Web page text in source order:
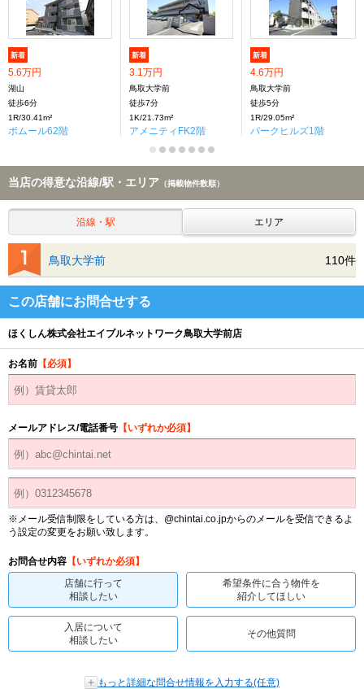
新着
5.6万円
湖山
徒歩6分
1R/30.41m²
ボムール62階
新着
3.1万円
鳥取大学前
徒歩7分
1K/21.73m²
アメニティFK2階
新着
4.6万円
鳥取大学前
徒歩5分
1R/29.05m²
パークヒルズ1階
当店の得意な沿線/駅・エリア （掲載物件数順）
沿線・駅 エリア
鳥取大学前 110件
この店舗にお問合せする
ほくしん株式会社エイブルネットワーク鳥取大学前店
お名前 【必須】
メールアドレス/電話番号 【いずれか必須】
※メール受信制限をしている方は、@chintai.co.jpからのメールを受信できるよ
う設定の変更をお願い致します。
お問合せ内容 【いずれか必須】
店舗に行って
相談したい
希望条件に合う物件を
紹介してほしい
入居について
相談したい
その他質問
もっと詳細な問合せ情報を入力する(任意)